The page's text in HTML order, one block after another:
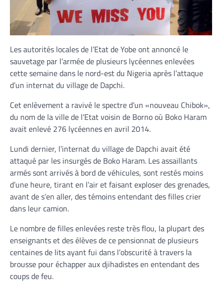
Les autorités locales de l’Etat de Yobe ont annoncé le
sauvetage par l’armée de plusieurs lycéennes enlevées
cette semaine dans le nord-est du Nigeria après l’attaque
d’un internat du village de Dapchi.
Cet enlèvement a ravivé le spectre d’un «nouveau Chibok»,
du nom de la ville de l’Etat voisin de Borno où Boko Haram
avait enlevé 276 lycéennes en avril 2014.
Lundi dernier, l’internat du village de Dapchi avait été
attaqué par les insurgés de Boko Haram. Les assaillants
armés sont arrivés à bord de véhicules, sont restés moins
d’une heure, tirant en l’air et faisant exploser des grenades,
avant de s’en aller, des témoins entendant des filles crier
dans leur camion.
Le nombre de filles enlevées reste très flou, la plupart des
enseignants et des élèves de ce pensionnat de plusieurs
centaines de lits ayant fui dans l’obscurité à travers la
brousse pour échapper aux djihadistes en entendant des
coups de feu.